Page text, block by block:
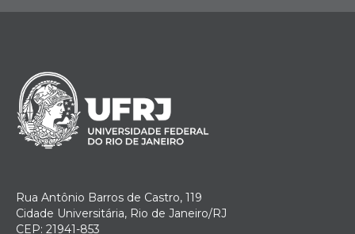
Rua Antônio Barros de Castro, 119
Cidade Universitária, Rio de Janeiro/RJ
CEP: 21941-853